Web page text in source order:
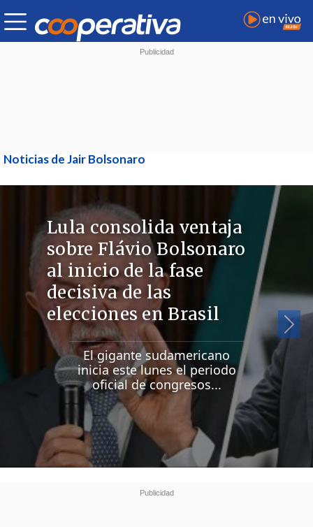
Noticias de Jair Bolsonaro
Lula consolida ventaja
sobre Flávio Bolsonaro
al inicio de la fase
decisiva de las
elecciones en Brasil
El gigante sudamericano
inicia este lunes el periodo
oficial de congresos...